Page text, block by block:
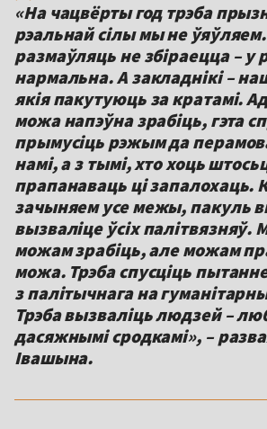
«На чацвёрты год трэба
рэальнай сілы мы не ўяўляем.
размаўляць не збіраецца – у
нармальна. А закладнікі –
якія пакутуюць за кратамі.
можа напэўна зрабіць, гэта
прымусіць рэжым да
намі, а з тымі, хто хоць
прапанаваць ці запалохаць.
зачыняем усе межы, пакуль
вызваліце ўсіх палітвязняў.
можам зрабіць, але можам
можа. Трэба спусціць
з палітычнага на
Трэба вызваліць людзей –
дасяжнымі сродкамі», –
Івашына.